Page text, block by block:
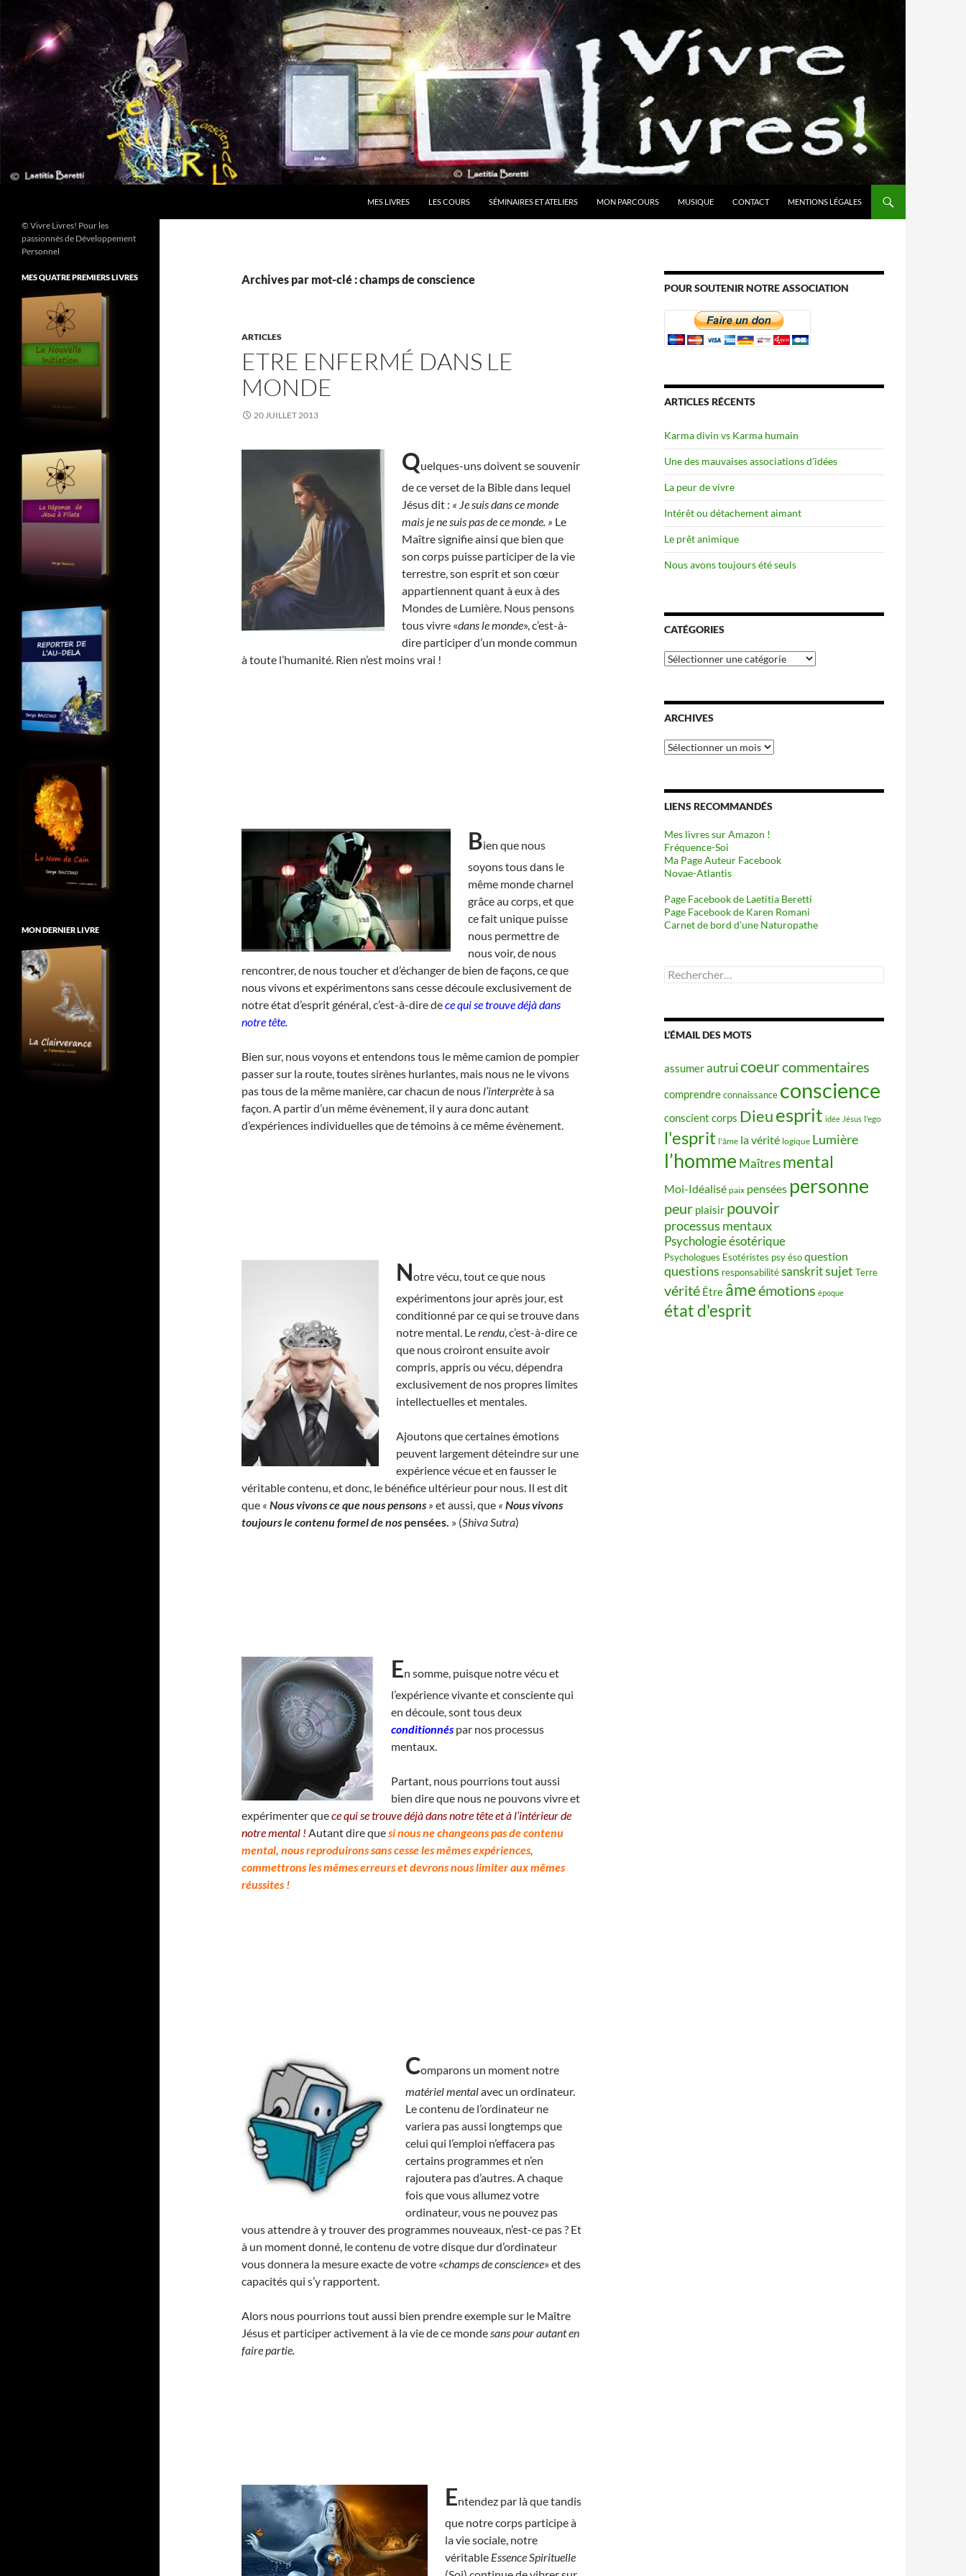
contenu
MES LIVRES LES COURS SÉMINAIRES ET ATELIERS MON PARCOURS MUSIQUE CONTACT MENTIONS LÉGALES
Archives par mot-clé : champs de conscience
ARTICLES
ETRE ENFERMÉ DANS LE
MONDE
20 JUILLET 2013
Quelques-uns doivent se souvenir
de ce verset de la Bible dans lequel
Jésus dit : « Je suis dans ce monde
mais je ne suis pas de ce monde. » Le
Maître signifie ainsi que bien que
son corps puisse participer de la vie
terrestre, son esprit et son cœur
appartiennent quant à eux à des
Mondes de Lumière. Nous pensons
tous vivre «dans le monde», c’est-à-
dire participer d’un monde commun
à toute l’humanité. Rien n’est moins vrai !
Bien que nous
soyons tous dans le
même monde charnel
grâce au corps, et que
ce fait unique puisse
nous permettre de
nous voir, de nous
rencontrer, de nous toucher et d’échanger de bien de façons, ce que
nous vivons et expérimentons sans cesse découle exclusivement de
notre état d’esprit général, c’est-à-dire dece qui se trouve déjà dans
notre tête.
Bien sur, nous voyons et entendons tous le même camion de pompier
passer sur la route, toutes sirènes hurlantes, mais nous ne le vivons
pas tous de la même manière, car chacun de nous l’interprèteà sa
façon. A partir d’un même évènement, il y aura donc autant
d’expériences individuelles que de témoins à ce même évènement.
Notre vécu, tout ce que nous
expérimentons jour après jour, est
conditionné par ce qui se trouve dans
notre mental. Lerendu, c’est-à-dire ce
que nous croiront ensuite avoir
compris, appris ou vécu, dépendra
exclusivement de nos propres limites
intellectuelles et mentales.
Ajoutons que certaines émotions
peuvent largement déteindre sur une
expérience vécue et en fausser le
véritable contenu, et donc, le bénéfice ultérieur pour nous. Il est dit
que « Nous vivons ce que nous pensons » et aussi, que « Nous vivons
toujours le contenu formel de nos pensées. » (Shiva Sutra)
En somme, puisque notre vécu et
l’expérience vivante et consciente qui
en découle, sont tous deux
conditionnéspar nos processus
mentaux.
Partant, nous pourrions tout aussi
bien dire que nous ne pouvons vivre et
expérimenter quece qui se trouve déjà dans notre tête et à l’intérieur de
notre mental ! Autant dire quesi nous ne changeons pas de contenu
mental, nous reproduirons sans cesse les mêmes expériences,
commettrons les mêmes erreurs et devrons nous limiter aux mêmes
réussites !
Comparons un moment notre
matériel mentalavec un ordinateur.
Le contenu de l’ordinateur ne
variera pas aussi longtemps que
celui qui l’emploi n’effacera pas
certains programmes et n’en
rajoutera pas d’autres. A chaque
fois que vous allumez votre
ordinateur, vous ne pouvez pas
vous attendre à y trouver des programmes nouveaux, n’est-ce pas ? Et
à un moment donné, le contenu de votre disque dur d’ordinateur
vous donnera la mesure exacte de votre «champs de conscience» et des
capacités qui s’y rapportent.
Alors nous pourrions tout aussi bien prendre exemple sur le Maître
Jésus et participer activement à la vie de ce mondesans pour autant en
faire partie.
Entendez par là que tandis
que notre corps participe à
la vie sociale, notre
véritable Essence Spirituelle
POUR SOUTENIR NOTRE ASSOCIATION
ARTICLES RÉCENTS
Karma divin vs Karma humain
Une des mauvaises associations d’idées
La peur de vivre
Intérêt ou détachement aimant
Le prêt animique
Nous avons toujours été seuls
CATÉGORIES
Catégories
ARCHIVES
Archives
LIENS RECOMMANDÉS
Mes livres sur Amazon !
Fréquence-Soi
Ma Page Auteur Facebook
Novae-Atlantis
Page Facebook de Laetitia Beretti
Page Facebook de Karen Romani
Carnet de bord d’une Naturopathe
Rechercher :
L’ÉMAIL DES MOTS
assumerautruicoeurcommentaires
comprendreconnaissance conscience
conscient corps Dieuesprit idée Jésus l'ego
l'esprit l'âme la vérité logique Lumière
l’homme Maîtres mental
Moi-Idéalisé paix pensées personne
peur plaisir pouvoir
processus mentaux
Psychologie ésotérique
Psychologues Esotéristes psy ésoquestion
questions responsabilitésanskritsujet Terre
vérité Être âmeémotions époque
état d'esprit
© Vivre Livres! Pour les
passionnés de Développement
Personnel
MES QUATRE PREMIERS LIVRES
MON DERNIER LIVRE